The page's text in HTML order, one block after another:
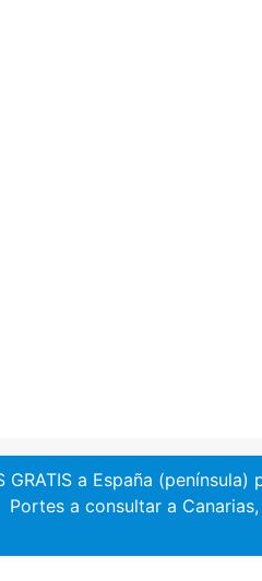
GRATIS a España
Portes a consultar a